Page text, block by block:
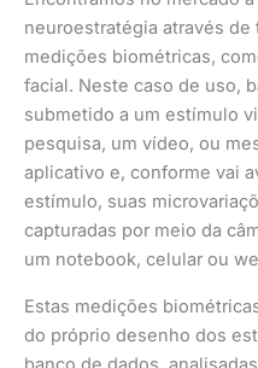
neuroestratégia através
medições biométricas,
facial. Neste caso de uso,
submetido a um estímulo
pesquisa, um vídeo, ou
aplicativo e, conforme vai
estímulo, suas
capturadas por meio da
um notebook, celular ou
Estas medições
do próprio desenho dos